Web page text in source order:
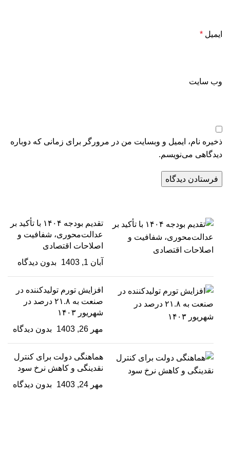
ایمیل *
وب‌ سایت
ذخیره نام، ایمیل و وبسایت من در مرورگر برای زمانی که دوباره
دیدگاهی می‌نویسم.
تقدیم بودجه ۱۴۰۴ با تأکید بر
عدالت‌محوری، شفافیت و
اصلاحات اقتصادی
آبان 1, 1403
بدون دیدگاه
افزایش تورم تولیدکننده در
صنعت به ۲۱.۸ درصد در
شهریور ۱۴۰۳
مهر 26, 1403
بدون دیدگاه
هماهنگی دولت برای کنترل
نقدینگی و کاهش نرخ سود
مهر 24, 1403
بدون دیدگاه